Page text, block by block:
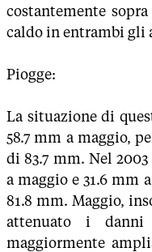
costantemente
caldo in entrambi gli
Piogge:
La situazione di
58.7 mm a maggio,
di 83.7 mm. Nel
a maggio e 31.6 mm
81.8 mm. Maggio,
attenuato i danni
maggiormente